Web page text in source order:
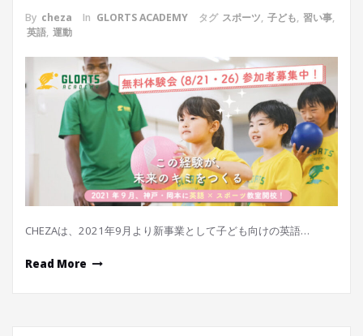
By cheza In GLORTS ACADEMY タグ スポーツ, 子ども, 習い事,
英語, 運動
CHEZAは、2021年9月より新事業として子ども向けの英語…
Read More